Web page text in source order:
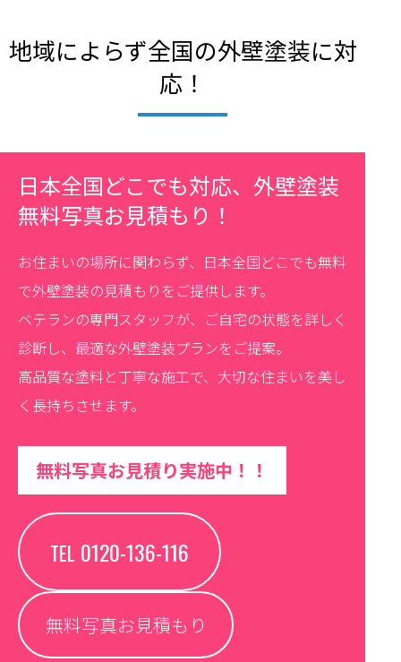
地域によらず全国の外壁塗装に対
応！
日本全国どこでも対応、外壁塗装
無料写真お見積もり！
お住まいの場所に関わらず、日本全国どこでも無料
で外壁塗装の見積もりをご提供します。
ベテランの専門スタッフが、ご自宅の状態を詳しく
診断し、最適な外壁塗装プランをご提案。
高品質な塗料と丁寧な施工で、大切な住まいを美し
く長持ちさせます。
無料写真お見積り実施中！！
TEL 0120-136-116
無料写真お見積もり